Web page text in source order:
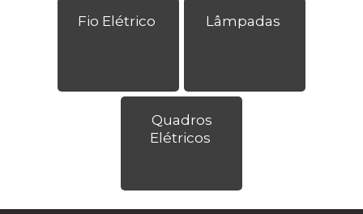
Fio Elétrico Lâmpadas
Quadros
Elétricos